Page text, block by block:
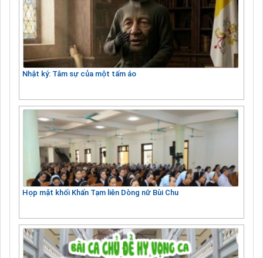
Nhật ký: Tâm sự của một tấm áo
Họp mặt khối Khấn Tạm liên Dòng nữ Bùi Chu